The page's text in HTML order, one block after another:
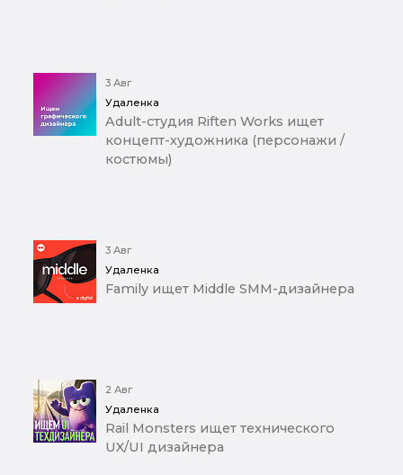
3 Авг
Удаленка
Adult-студия Riften Works ищет
концепт-художника (персонажи /
костюмы)
3 Авг
Удаленка
Family ищет Middle SMM-дизайнера
2 Авг
Удаленка
Rail Monsters ищет технического
UX/UI дизайнера